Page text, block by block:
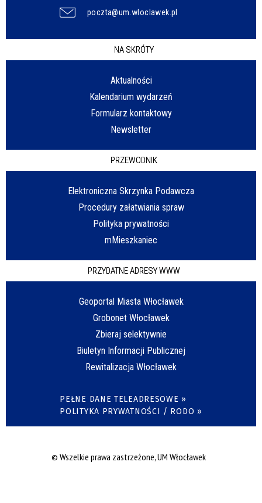
poczta@um.wloclawek.pl
NA SKRÓTY
Aktualności
Kalendarium wydarzeń
Formularz kontaktowy
Newsletter
PRZEWODNIK
Elektroniczna Skrzynka Podawcza
Procedury załatwiania spraw
Polityka prywatności
mMieszkaniec
PRZYDATNE ADRESY WWW
Geoportal Miasta Włocławek
Grobonet Włocławek
Zbieraj selektywnie
Biuletyn Informacji Publicznej
Rewitalizacja Włocławek
PEŁNE DANE TELEADRESOWE »
POLITYKA PRYWATNOŚCI / RODO »
© Wszelkie prawa zastrzeżone, UM Włocławek